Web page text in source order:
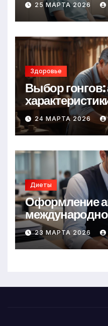
25 МАРТА 2026
Здоровье
Выбор гонгов:
24 МАРТА 2026
Диеты
Оформление
23 МАРТА 2026